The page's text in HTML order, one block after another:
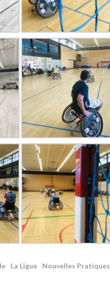
La Ligue
Nouvelles Pratiques